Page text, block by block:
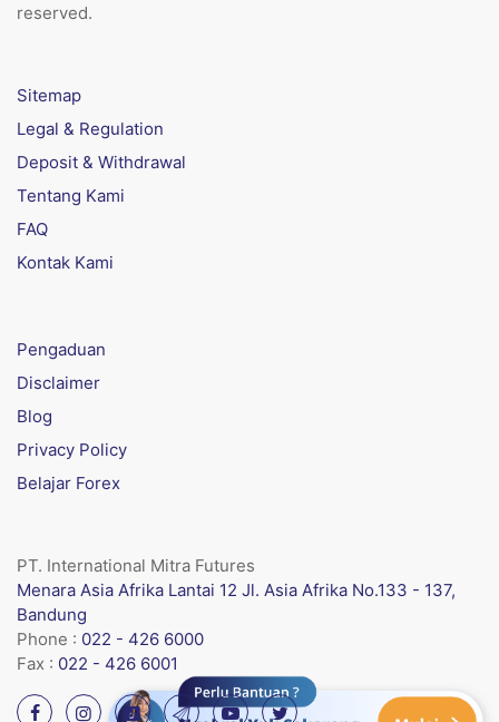
reserved.
Sitemap
Legal & Regulation
Deposit & Withdrawal
Tentang Kami
FAQ
Kontak Kami
Pengaduan
Disclaimer
Blog
Privacy Policy
Belajar Forex
PT. International Mitra Futures
Menara Asia Afrika Lantai 12 Jl. Asia Afrika No.133 - 137,
Bandung
Phone : 022 - 426 6000
Fax : 022 - 426 6001